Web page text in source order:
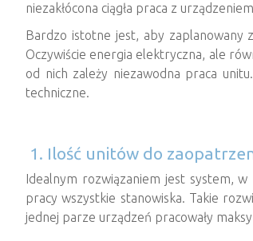
niezakłócona ciągła praca z
Bardzo istotne jest, aby zaplanowany
Oczywiście energia elektryczna, ale
od nich zależy niezawodna praca
techniczne.
1. Ilość unitów do
Idealnym rozwiązaniem jest system,
pracy wszystkie stanowiska. Takie
jednej parze urządzeń pracowały